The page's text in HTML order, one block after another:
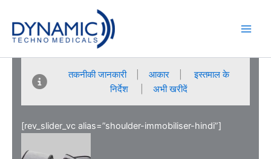
content
तकनीकी जानकारी| आकार|इस्तमाल के
निर्देश| अभी खरीदें
[rev_slider_vc alias=”shoulder-immobiliser-hindi”]